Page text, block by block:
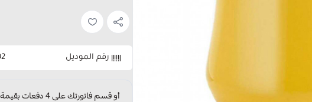
رقم الموديل